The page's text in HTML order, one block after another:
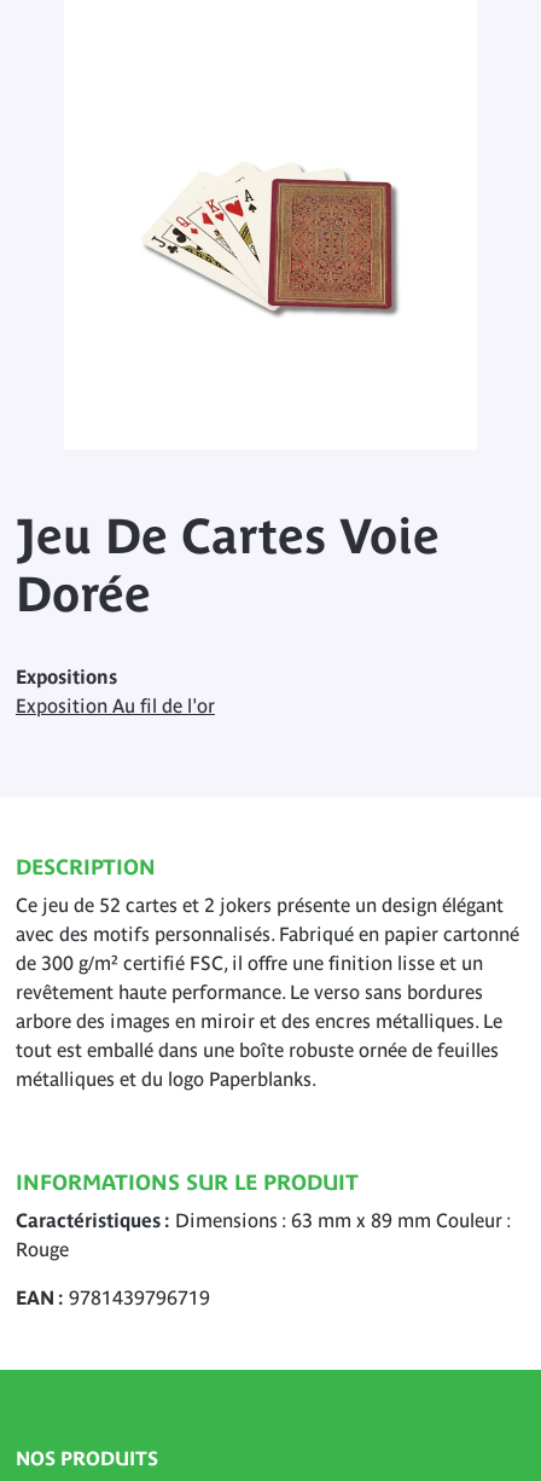
Jeu De Cartes Voie
Dorée
Expositions
Exposition Au fil de l'or
DESCRIPTION
Ce jeu de 52 cartes et 2 jokers présente un design élégant
avec des motifs personnalisés. Fabriqué en papier cartonné
de 300 g/m² certifié FSC, il offre une finition lisse et un
revêtement haute performance. Le verso sans bordures
arbore des images en miroir et des encres métalliques. Le
tout est emballé dans une boîte robuste ornée de feuilles
métalliques et du logo Paperblanks.
INFORMATIONS SUR LE PRODUIT
Caractéristiques
Dimensions : 63 mm x 89 mm Couleur :
Rouge
EAN 9781439796719
NOS PRODUITS